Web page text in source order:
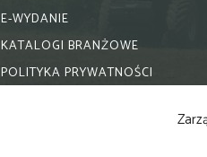
E-WYDANIE
KATALOGI BRANŻOWE
POLITYKA PRYWATNOŚCI